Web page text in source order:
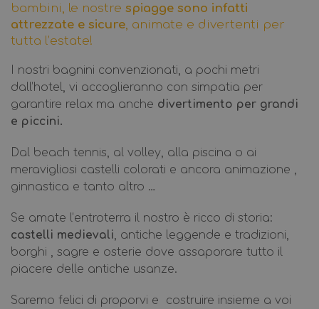
Hotel Antares è un hotel 2 stelle a Misano
Valutazione: 4.4/5 su Google e TripAdvisor
Posizione: A 20 metri dalla spiaggia di Misano
Parcheggio:Posto auto privato, recintato e
Servizi Family
Quanto dista l'Hotel Antares dal mare di Misano?
L'Hotel Antares si trova in Via Sardegna 5, a soli
Valutato 4.4/5 su TripAdvisor per la sua posizione
Quali sono le migliori opzioni per fare escursioni
bambini, le nostre spiagge sono infatti
attrezzate e sicure , animate e divertenti per
tutta l’estate!
I nostri bagnini convenzionati, a pochi metri
dall’hotel, vi accoglieranno con simpatia per
garantire relax ma anche divertimento per grandi
e piccini.
Dal beach tennis, al volley, alla piscina o ai
meravigliosi castelli colorati e ancora animazione ,
ginnastica e tanto altro …
Se amate l’entroterra il nostro è ricco di storia:
castelli medievali, antiche leggende e tradizioni,
borghi , sagre e osterie dove assaporare tutto il
piacere delle antiche usanze.
Saremo felici di proporvi e costruire insieme a voi